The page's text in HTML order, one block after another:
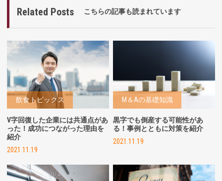
Related Posts こちらの記事も読まれています
飲食トピックス
V字回復した企業には共通点があ
った！成功につながった理由を
紹介
2021.11.19
M＆Aの基礎知識
黒字でも倒産する可能性があ
る！事例とともに対策を紹介
2021.11.19